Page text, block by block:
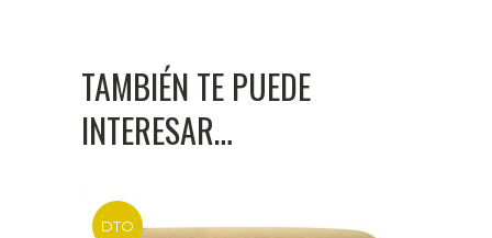
TAMBIÉN TE PUEDE
INTERESAR…
DTO